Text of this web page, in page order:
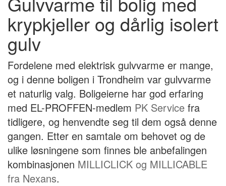
krypkjeller og dårlig isolert
gulv
Fordelene med elektrisk gulvvarme er mange,
og i denne boligen i Trondheim var gulvvarme
et naturlig valg. Boligeierne har god erfaring
med EL-PROFFEN-medlem PK Service fra
tidligere, og henvendte seg til dem også denne
gangen. Etter en samtale om behovet og de
ulike løsningene som finnes ble anbefalingen
kombinasjonen MILLICLICK og MILLICABLE
fra Nexans.